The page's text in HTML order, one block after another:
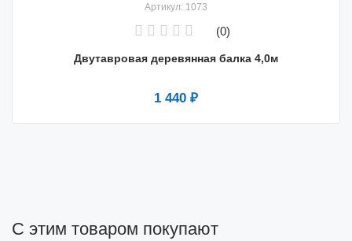
Артикул: 1073
(0)
Двутавровая деревянная балка 4,0м
1 440 ₽
С этим товаром покупают